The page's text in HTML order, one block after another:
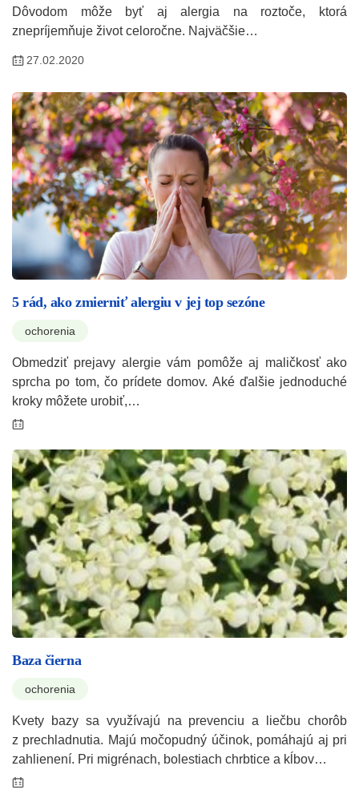
Dôvodom môže byť aj alergia na roztoče, ktorá
znepríjemňuje život celoročne. Najväčšie…
27.02.2020
5 rád, ako zmierniť alergiu v jej top sezóne
ochorenia
Obmedziť prejavy alergie vám pomôže aj maličkosť ako
sprcha po tom, čo prídete domov. Aké ďalšie jednoduché
kroky môžete urobiť,…
Baza čierna
ochorenia
Kvety bazy sa využívajú na prevenciu a liečbu chorôb
z prechladnutia. Majú močopudný účinok, pomáhajú aj pri
zahlienení. Pri migrénach, bolestiach chrbtice a kĺbov…